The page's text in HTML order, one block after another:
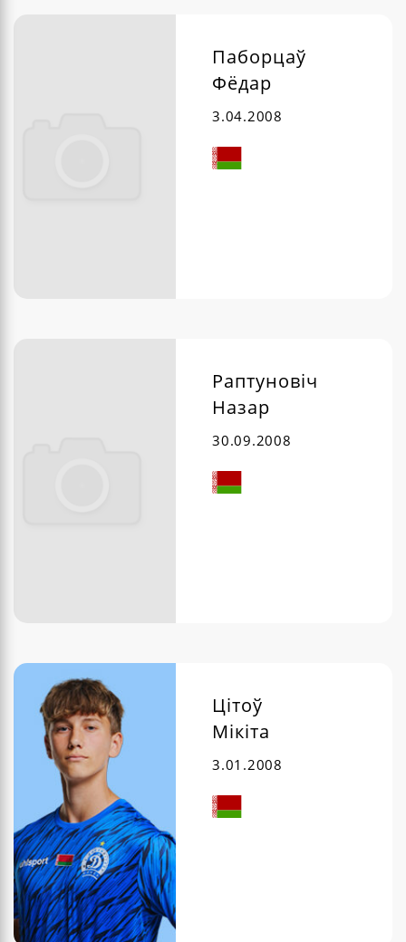
Паборцаў
Фёдар
3.04.2008
Раптуновіч
Назар
30.09.2008
Цітоў
Мікіта
3.01.2008